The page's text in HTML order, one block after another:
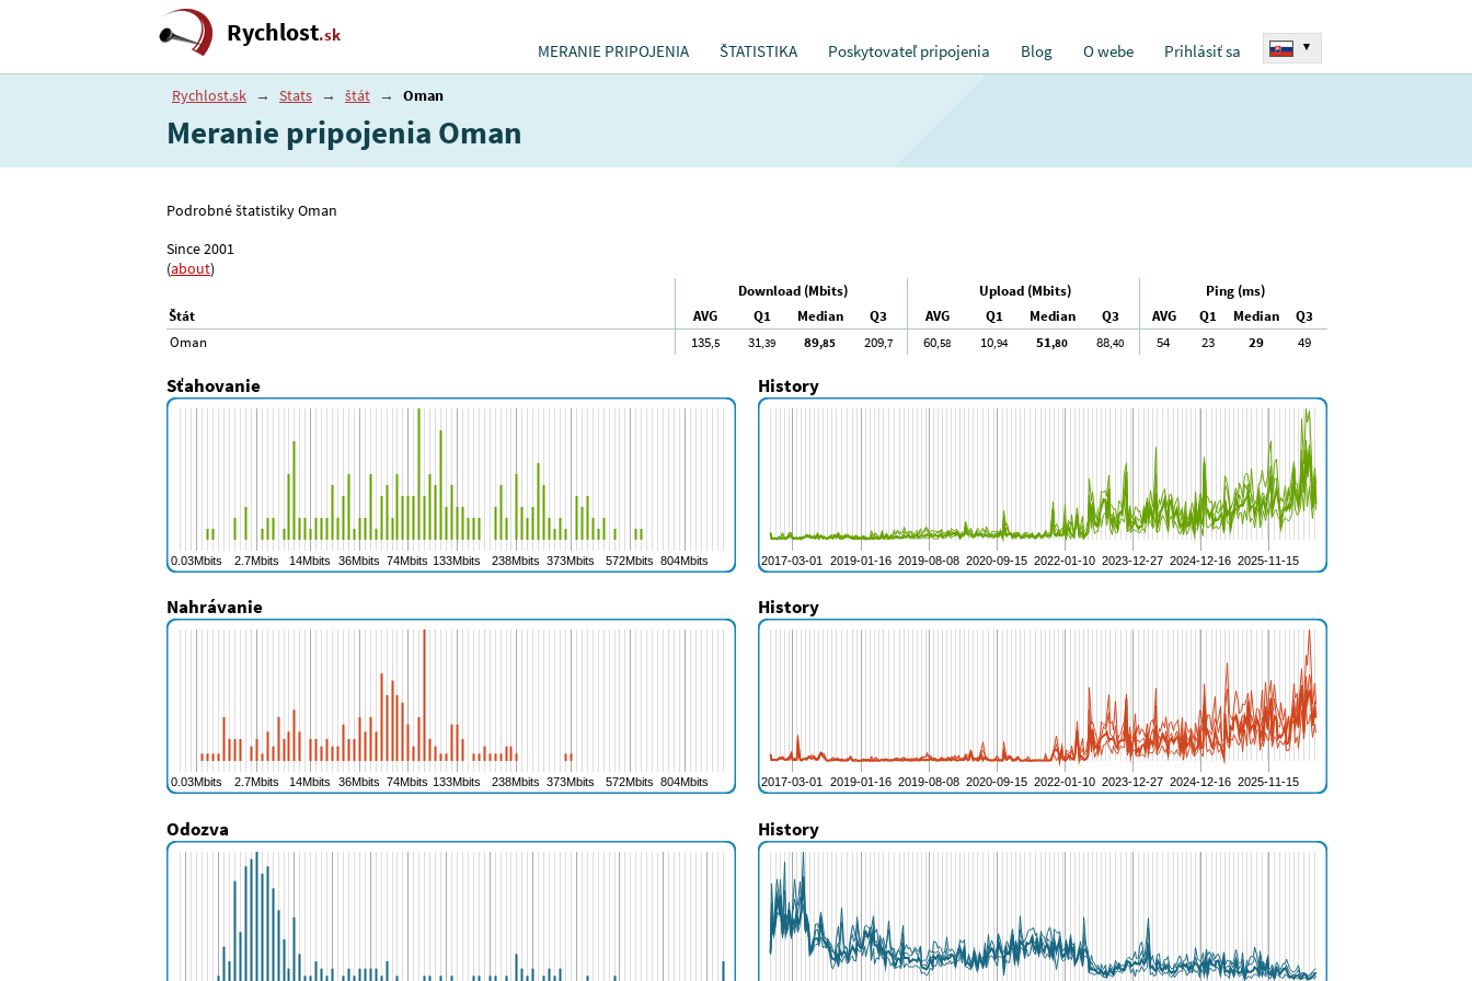
Rychlost.sk
MERANIE PRIPOJENIA ŠTATISTIKA Poskytovateľ pripojenia Blog O webe Prihlásiť sa ▾
Rychlost.sk → Stats → štát → Oman
Meranie pripojenia Oman
Podrobné štatistiky Oman
Since 2001
(about)
Download (Mbits) Upload (Mbits)
Ping (ms)
Štát
AVG Q1 Median Q3 AVG Q1 Median Q3 AVG Q1 Median
Q3
Oman
135,5 31,39 89,85 209,7 60,58 10,94 51,80 88,40 54 23 29 49
Sťahovanie History
Nahrávanie History
Odozva History